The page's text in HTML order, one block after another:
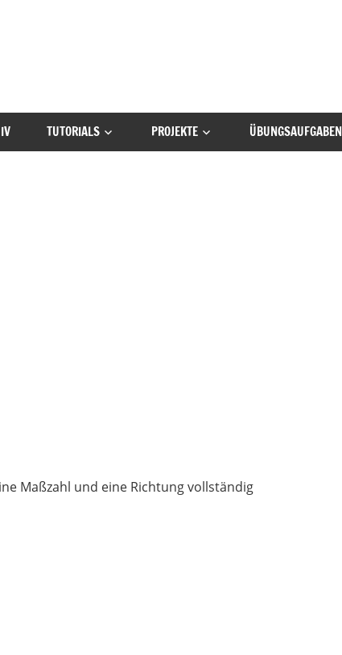
TUTORIALS PROJEKTE ÜBUNGSAUFGABEN
Maßzahl und eine Richtung vollständig